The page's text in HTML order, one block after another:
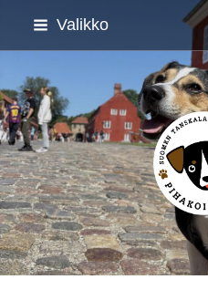
Siirry
Valikko